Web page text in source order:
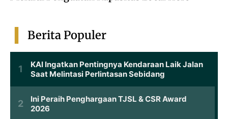
Berita Populer